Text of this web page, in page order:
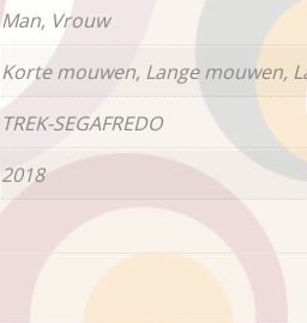
Man, Vrouw
Korte mouwen, Lange mouwen,
TREK-SEGAFREDO
2018